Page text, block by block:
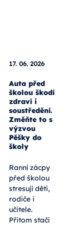
17. 06. 2026
Auta před
školou škodí
zdraví i
soustředění.
Změňte to s
výzvou
Pěšky do
školy
Ranní zácpy
před školou
stresují děti,
rodiče i
učitele.
Přitom stačí